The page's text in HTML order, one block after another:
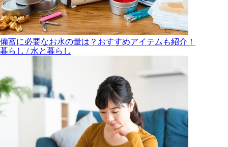
備蓄に必要なお水の量は？おすすめアイテムも紹介！
暮らし / 水と暮らし